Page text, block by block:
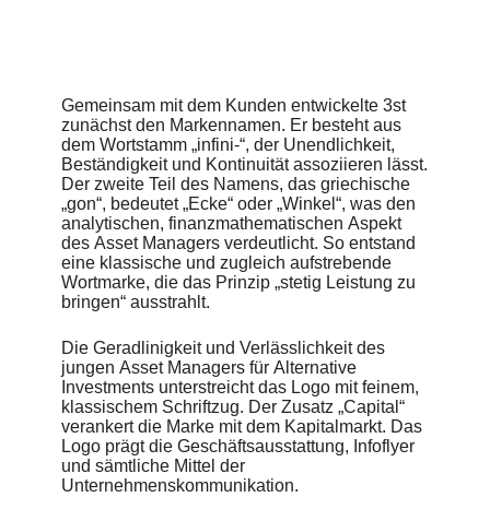
gestaltet und somit auch für mobile Endgeräte optimiert.
Auffallend ist die flache Navigation, die die Orientierung auf
der Seite vereinfacht und für Transparenz sorgt – eine
weitere Eigenschaft, die auch auf Infinigon selbst zutrifft.
Agentur
3st Kommunikation
Konzept
Thilo Breider
Art Direktion
Gemeinsam mit dem Kunden entwickelte 3st
zunächst den Markennamen. Er besteht aus
dem Wortstamm „infini-“, der Unendlichkeit,
Beständigkeit und Kontinuität assoziieren lässt.
Der zweite Teil des Namens, das griechische
„gon“, bedeutet „Ecke“ oder „Winkel“, was den
analytischen, finanzmathematischen Aspekt
des Asset Managers verdeutlicht. So entstand
eine klassische und zugleich aufstrebende
Wortmarke, die das Prinzip „stetig Leistung zu
bringen“ ausstrahlt.
Die Geradlinigkeit und Verlässlichkeit des
jungen Asset Managers für Alternative
Investments unterstreicht das Logo mit feinem,
klassischem Schriftzug. Der Zusatz „Capital“
verankert die Marke mit dem Kapitalmarkt. Das
Logo prägt die Geschäftsausstattung, Infoflyer
und sämtliche Mittel der
Unternehmenskommunikation.